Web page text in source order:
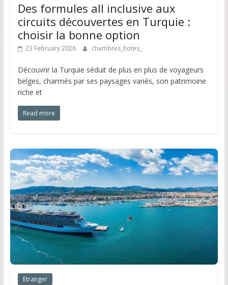
Des formules all inclusive aux
circuits découvertes en Turquie :
choisir la bonne option
23 February 2026 chambres_hotes_
Découvrir la Turquie séduit de plus en plus de voyageurs
belges, charmés par ses paysages variés, son patrimoine
riche et
Read more
Etranger